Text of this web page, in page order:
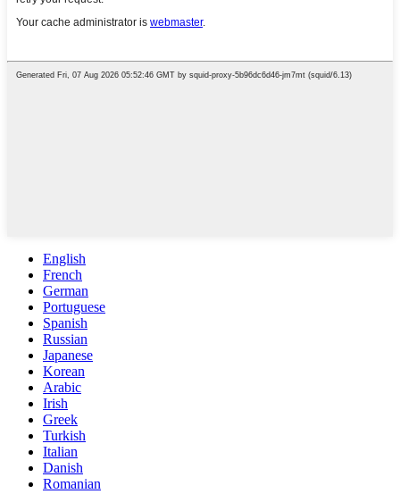
English
French
German
Portuguese
Spanish
Russian
Japanese
Korean
Arabic
Irish
Greek
Turkish
Italian
Danish
Romanian